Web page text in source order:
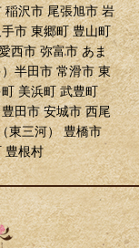
稲沢市 尾張旭市 岩
市 東郷町 豊山町
西市 弥富市 あま
半田市 常滑市 東
町 美浜町 武豊町
田市 安城市 西尾
東三河） 豊橋市
豊根村